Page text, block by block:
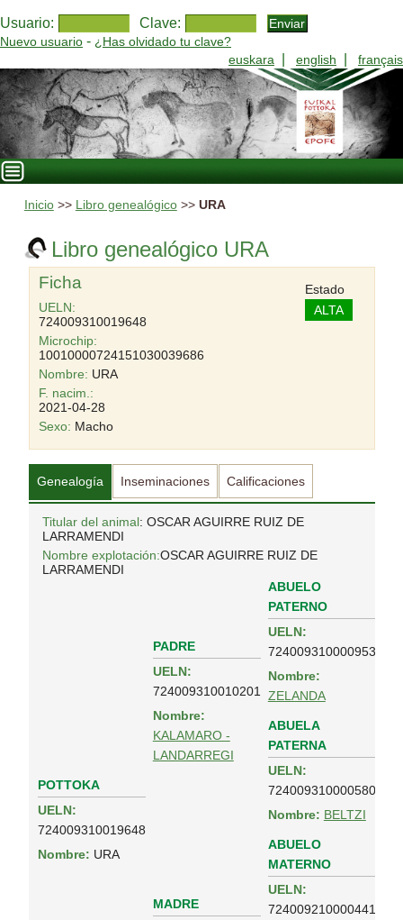
Usuario: Clave:
Nuevo usuario - ¿Has olvidado tu clave?
euskara
english français
Inicio>> Libro genealógico>> URA
Libro genealógico URA
Ficha
UELN:
724009310019648
Microchip:
10010000724151030039686
Nombre: URA
F. nacim.:
2021-04-28
Sexo: Macho
Estado
ALTA
Genealogía Inseminaciones Calificaciones
Titular del animal: OSCAR AGUIRRE RUIZ DE
LARRAMENDI
Nombre explotación:OSCAR AGUIRRE RUIZ DE
LARRAMENDI
POTTOKA
UELN:
724009310019648
Nombre: URA
PADRE
UELN:
724009310010201
Nombre:
KALAMARO -
LANDARREGI
ABUELO
PATERNO
UELN:
724009310000953
Nombre:
ZELANDA
ABUELA
PATERNA
UELN:
724009310000580
Nombre: BELTZI
MADRE
ABUELO
MATERNO
UELN:
724009210000441